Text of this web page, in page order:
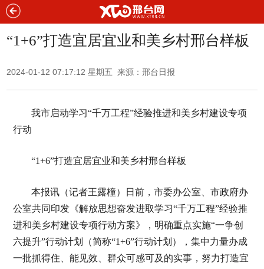
“1+6”打造宜居宜业和美乡村邢台样板
2024-01-12 07:17:12 星期五 来源：邢台日报
我市启动学习“千万工程”经验推进和美乡村建设专项
行动
“1+6”打造宜居宜业和美乡村邢台样板
本报讯（记者王露橦）日前，市委办公室、市政府办
公室共同印发《解放思想奋发进取学习“千万工程”经验推
进和美乡村建设专项行动方案》，明确重点实施“一争创
六提升”行动计划（简称“1+6”行动计划），集中力量办成
一批抓得住、能见效、群众可感可及的实事，努力打造宜